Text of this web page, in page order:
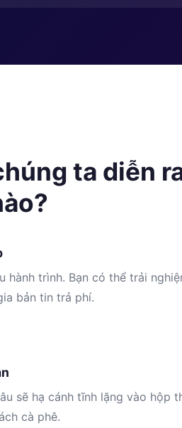
ta diễn
hành trình. Bạn có thể trải
bản tin trả phí.
sẽ hạ cánh tĩnh lặng vào hộp
cà phê.